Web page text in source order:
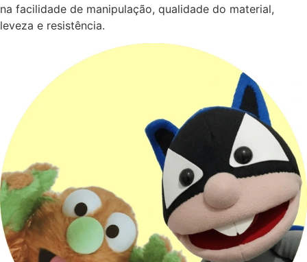
na facilidade de manipulação, qualidade do material,
leveza e resistência.